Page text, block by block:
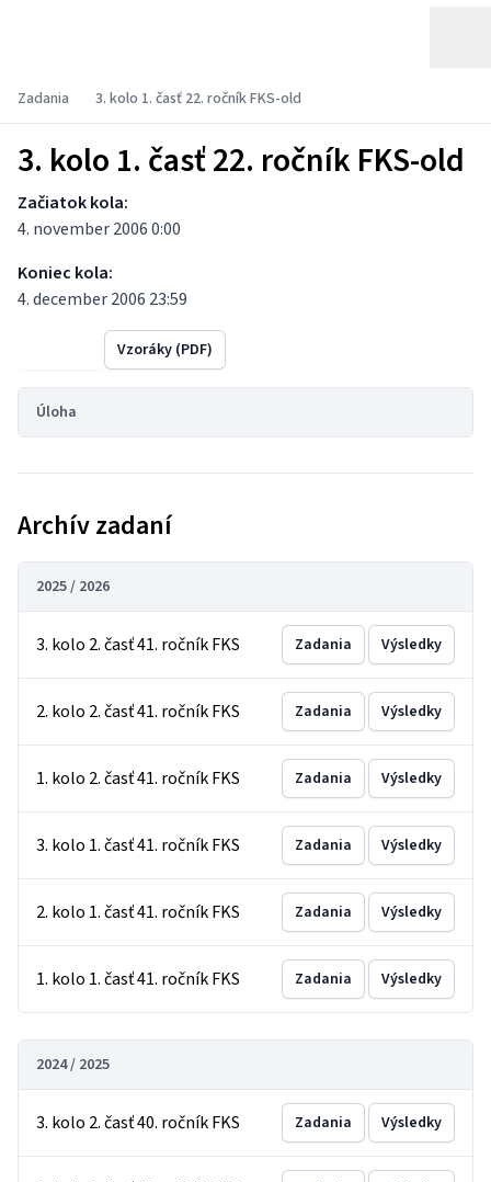
Zadania 3. kolo 1. časť 22. ročník FKS-old
3. kolo 1. časť 22. ročník FKS-old
Začiatok kola:
4. november 2006 0:00
Koniec kola:
4. december 2006 23:59
Vzoráky (PDF)
Úloha
Archív zadaní
2025 / 2026
3. kolo 2. časť 41. ročník FKS Zadania Výsledky
2. kolo 2. časť 41. ročník FKS Zadania Výsledky
1. kolo 2. časť 41. ročník FKS Zadania Výsledky
3. kolo 1. časť 41. ročník FKS Zadania Výsledky
2. kolo 1. časť 41. ročník FKS Zadania Výsledky
1. kolo 1. časť 41. ročník FKS Zadania Výsledky
2024 / 2025
3. kolo 2. časť 40. ročník FKS Zadania Výsledky